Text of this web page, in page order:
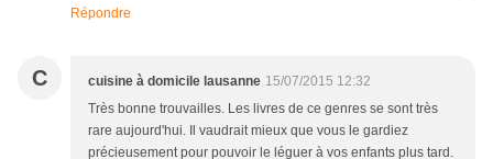
Répondre
C cuisine à domicile lausanne 15/07/2015 12:32
Très bonne trouvailles. Les livres de ce genres se sont très
rare aujourd'hui. Il vaudrait mieux que vous le gardiez
précieusement pour pouvoir le léguer à vos enfants plus tard.